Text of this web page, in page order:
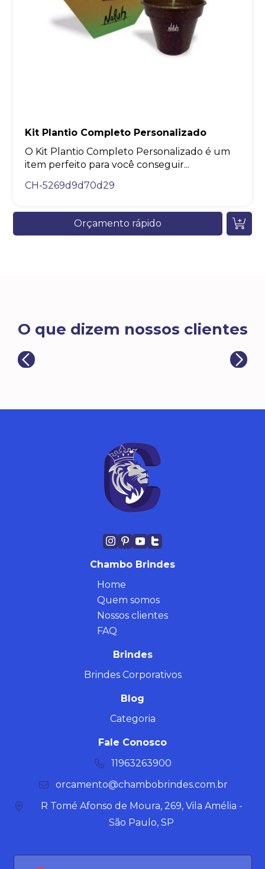
Kit Plantio Completo Personalizado
O Kit Plantio Completo Personalizado é um
item perfeito para você conseguir...
CH-5269d9d70d29
Orçamento rápido
O que dizem nossos clientes
Chambo Brindes
Home
Quem somos
Nossos clientes
FAQ
Brindes
Brindes Corporativos
Blog
Categoria
Fale Conosco
11963263900
orcamento@chambobrindes.com.br
R Tomé Afonso de Moura, 269, Vila Amélia -
São Paulo, SP